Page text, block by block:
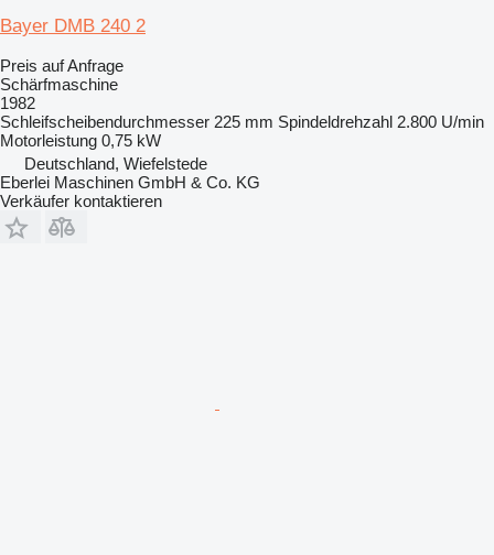
Bayer DMB 240 2
Preis auf Anfrage
Schärfmaschine
1982
Schleifscheibendurchmesser 225 mm Spindeldrehzahl 2.800 U/min
Motorleistung 0,75 kW
Deutschland, Wiefelstede
Eberlei Maschinen GmbH & Co. KG
Verkäufer kontaktieren